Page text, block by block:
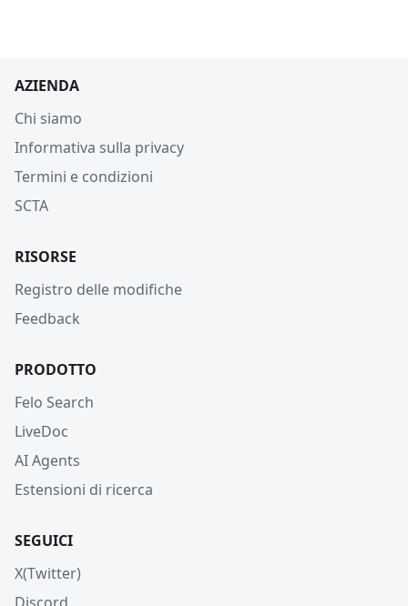
AZIENDA
Chi siamo
Informativa sulla privacy
Termini e condizioni
SCTA
RISORSE
Registro delle modifiche
Feedback
PRODOTTO
Felo Search
LiveDoc
AI Agents
Estensioni di ricerca
SEGUICI
X(Twitter)